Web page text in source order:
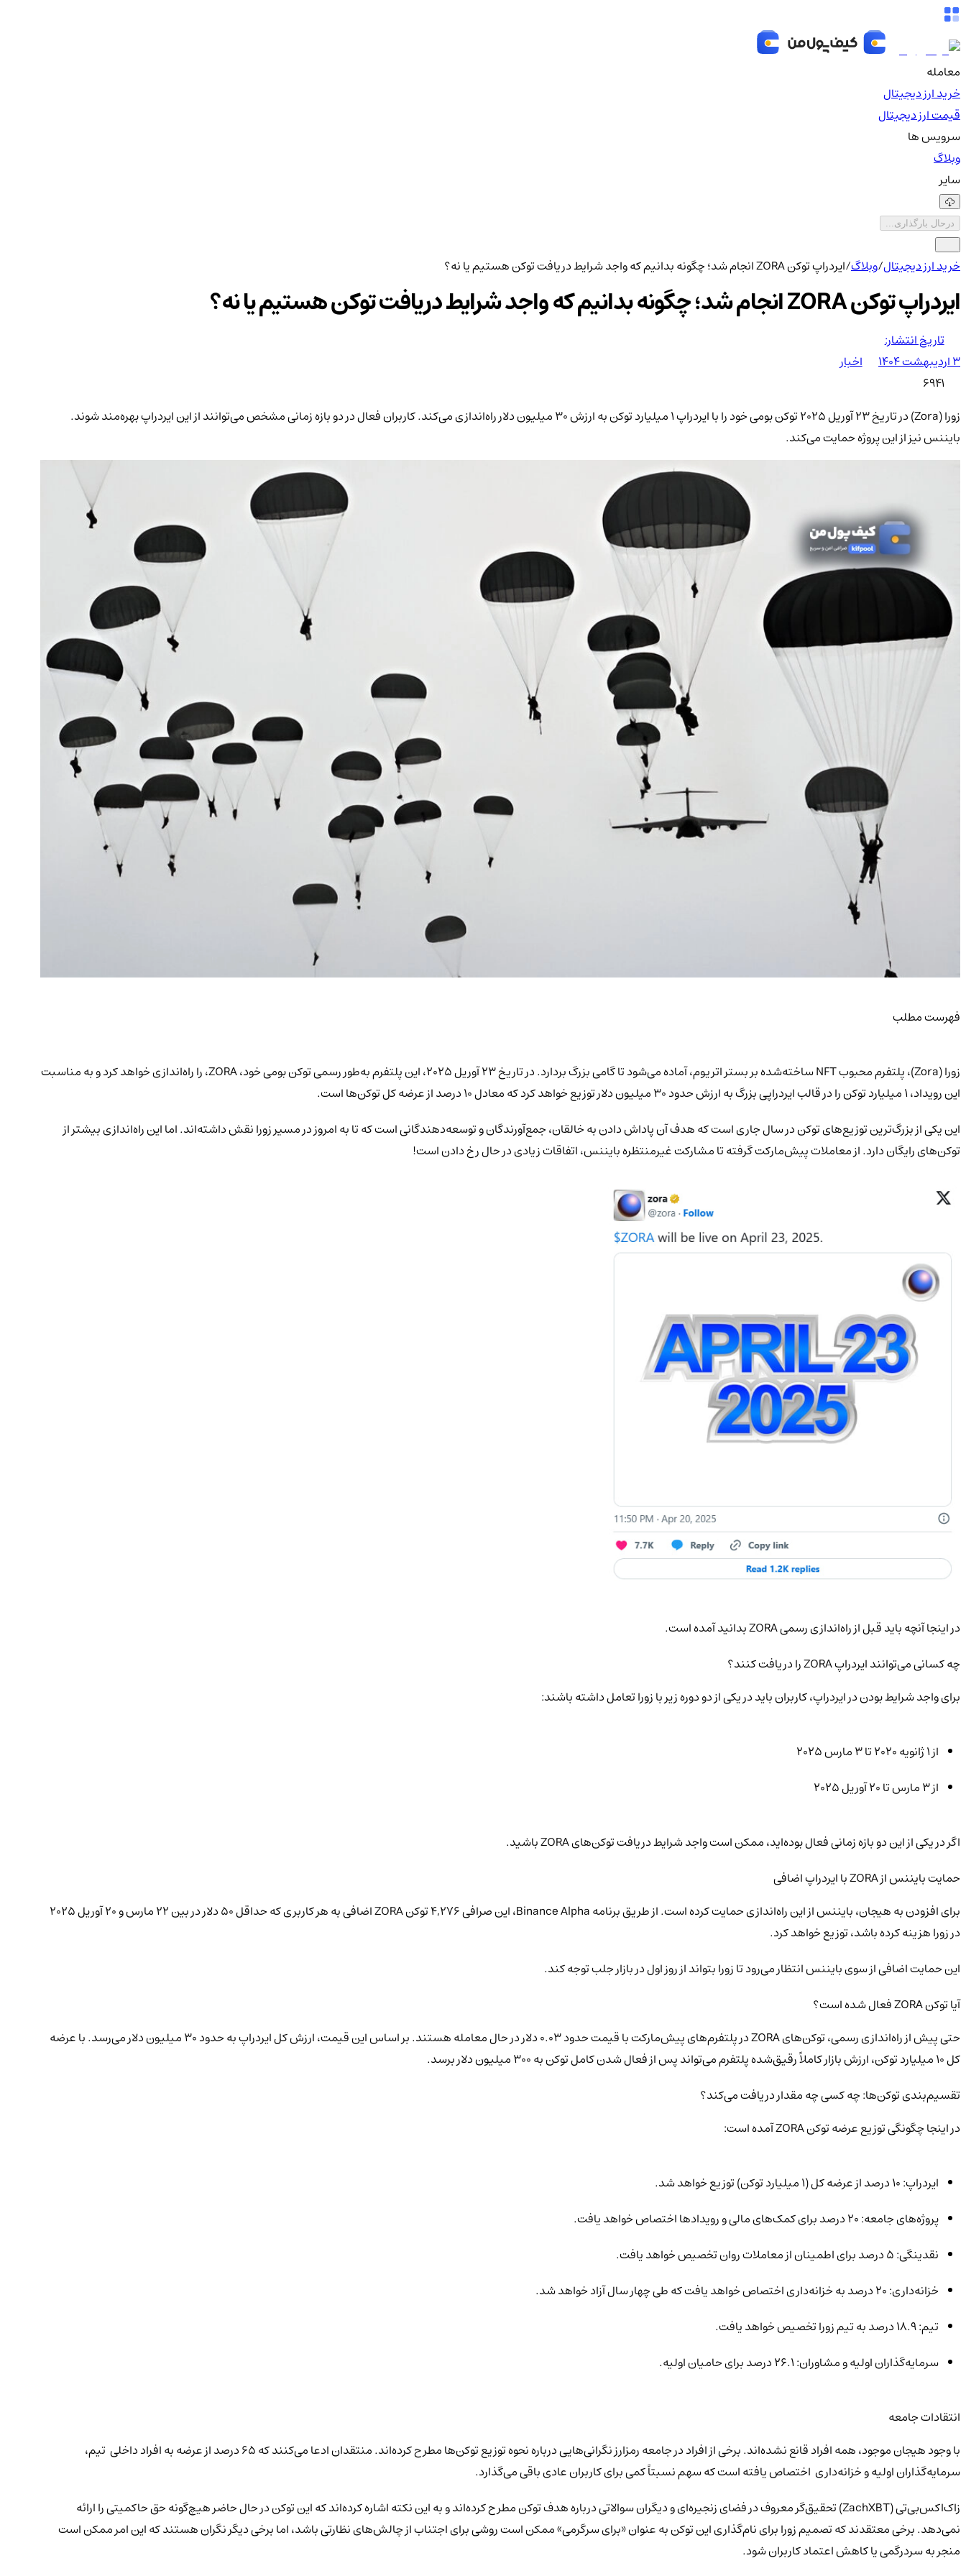
معامله
خرید ارز دیجیتال
قیمت ارز دیجیتال
سرویس ها
وبلاگ
سایر
درحال بارگذاری...
خرید ارز دیجیتال/وبلاگ/ایردراپ توکن ZORA انجام شد؛ چگونه بدانیم که واجد شرایط دریافت توکن هستیم یا نه؟
ایردراپ توکن ZORA انجام شد؛ چگونه بدانیم که واجد شرایط دریافت توکن هستیم یا نه؟
تاریخ انتشار:
۳ اردیبهشت ۱۴۰۴
اخبار
6941
زورا (Zora) در تاریخ ۲۳ آوریل ۲۰۲۵ توکن بومی خود را با ایردراپ ۱ میلیارد توکن به ارزش ۳۰ میلیون دلار راه‌اندازی می‌کند. کاربران فعال در دو بازه زمانی مشخص می‌توانند از این ایردراپ بهره‌مند شوند.
بایننس نیز از این پروژه حمایت می‌کند.
فهرست مطلب
زورا (Zora)، پلتفرم محبوب NFT ساخته‌شده بر بستر اتریوم، آماده می‌شود تا گامی بزرگ بردارد. در تاریخ ۲۳ آوریل ۲۰۲۵، این پلتفرم به‌طور رسمی توکن بومی خود، ZORA، را راه‌اندازی خواهد کرد و به مناسبت
این رویداد، ۱ میلیارد توکن را در قالب ایردراپی بزرگ به ارزش حدود ۳۰ میلیون دلار توزیع خواهد کرد که معادل ۱۰ درصد از عرضه کل توکن‌ها است.
این یکی از بزرگ‌ترین توزیع‌های توکن در سال جاری است که هدف آن پاداش دادن به خالقان، جمع‌آورندگان و توسعه‌دهندگانی است که تا به امروز در مسیر زورا نقش داشته‌اند. اما این راه‌اندازی بیشتر از
توکن‌های رایگان دارد. از معاملات پیش‌مارکت گرفته تا مشارکت غیرمنتظره بایننس، اتفاقات زیادی در حال رخ دادن است!
در اینجا آنچه باید قبل از راه‌اندازی رسمی ZORA بدانید آمده است.
چه کسانی می‌توانند ایردراپ ZORA را دریافت کنند؟
برای واجد شرایط بودن در ایردراپ، کاربران باید در یکی از دو دوره زیر با زورا تعامل داشته باشند:
از ۱ ژانویه ۲۰۲۰ تا ۳ مارس ۲۰۲۵
از ۳ مارس تا ۲۰ آوریل ۲۰۲۵
اگر در یکی از این دو بازه زمانی فعال بوده‌اید، ممکن است واجد شرایط دریافت توکن‌های ZORA باشید.
حمایت بایننس از ZORA با ایردراپ اضافی
برای افزودن به هیجان، بایننس از این راه‌اندازی حمایت کرده است. از طریق برنامه Binance Alpha، این صرافی ۴,۲۷۶ توکن ZORA اضافی به هر کاربری که حداقل ۵۰ دلار در بین ۲۲ مارس و ۲۰ آوریل ۲۰۲۵
در زورا هزینه کرده باشد، توزیع خواهد کرد.
این حمایت اضافی از سوی بایننس انتظار می‌رود تا زورا بتواند از روز اول در بازار جلب توجه کند.
آیا توکن ZORA فعال شده است؟
حتی پیش از راه‌اندازی رسمی، توکن‌های ZORA در پلتفرم‌های پیش‌مارکت با قیمت حدود ۰.۰۳ دلار در حال معامله هستند. بر اساس این قیمت، ارزش کل ایردراپ به حدود ۳۰ میلیون دلار می‌رسد. با عرضه
کل ۱۰ میلیارد توکن، ارزش بازار کاملاً رقیق‌شده پلتفرم می‌تواند پس از فعال شدن کامل توکن به ۳۰۰ میلیون دلار برسد.
تقسیم‌بندی توکن‌ها: چه کسی چه مقدار دریافت می‌کند؟
در اینجا چگونگی توزیع عرضه توکن ZORA آمده است:
ایردراپ: ۱۰ درصد از عرضه کل (۱ میلیارد توکن) توزیع خواهد شد.
پروژه‌های جامعه: ۲۰ درصد برای کمک‌های مالی و رویدادها اختصاص خواهد یافت.
نقدینگی: ۵ درصد برای اطمینان از معاملات روان تخصیص خواهد یافت.
خزانه‌داری: ۲۰ درصد به خزانه‌داری اختصاص خواهد یافت که طی چهار سال آزاد خواهد شد.
تیم: ۱۸.۹ درصد به تیم زورا تخصیص خواهد یافت.
سرمایه‌گذاران اولیه و مشاوران: ۲۶.۱ درصد برای حامیان اولیه.
انتقادات جامعه
با وجود هیجان موجود، همه افراد قانع نشده‌اند. برخی از افراد در جامعه رمزارز نگرانی‌هایی درباره نحوه توزیع توکن‌ها مطرح کرده‌اند. منتقدان ادعا می‌کنند که ۶۵ درصد از عرضه به افراد داخلی تیم،
سرمایه‌گذاران اولیه و خزانه‌داری اختصاص یافته است که سهم نسبتاً کمی برای کاربران عادی باقی می‌گذارد.
زاک‌اکس‌بی‌تی (ZachXBT) تحقیق‌گر معروف در فضای زنجیره‌ای و دیگران سوالاتی درباره هدف توکن مطرح کرده‌اند و به این نکته اشاره کرده‌اند که این توکن در حال حاضر هیچ‌گونه حق حاکمیتی را ارائه
نمی‌دهد. برخی معتقدند که تصمیم زورا برای نام‌گذاری این توکن به عنوان «برای سرگرمی» ممکن است روشی برای اجتناب از چالش‌های نظارتی باشد، اما برخی دیگر نگران هستند که این امر ممکن است
منجر به سردرگمی یا کاهش اعتماد کاربران شود.